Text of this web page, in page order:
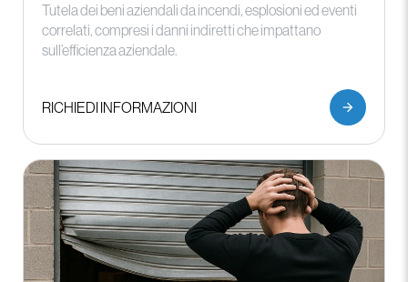
Tutela dei beni aziendali da incendi, esplosioni ed eventi
correlati, compresi i danni indiretti che impattano
sull’efficienza aziendale.
RICHIEDI INFORMAZIONI